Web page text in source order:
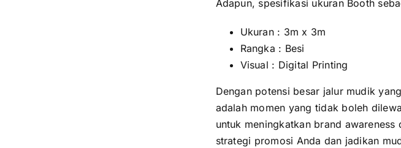
Adapun, spesifikasi ukuran Booth
Ukuran : 3m x 3m
Rangka : Besi
Visual : Digital Printing
Dengan potensi besar jalur mudik
adalah momen yang tidak boleh
untuk meningkatkan brand
strategi promosi Anda dan jadikan